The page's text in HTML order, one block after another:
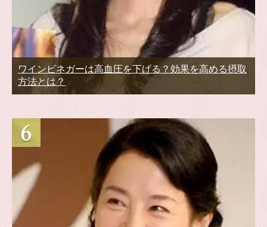
ワインビネガーは高血圧を下げる？効果を高める摂取
方法とは？